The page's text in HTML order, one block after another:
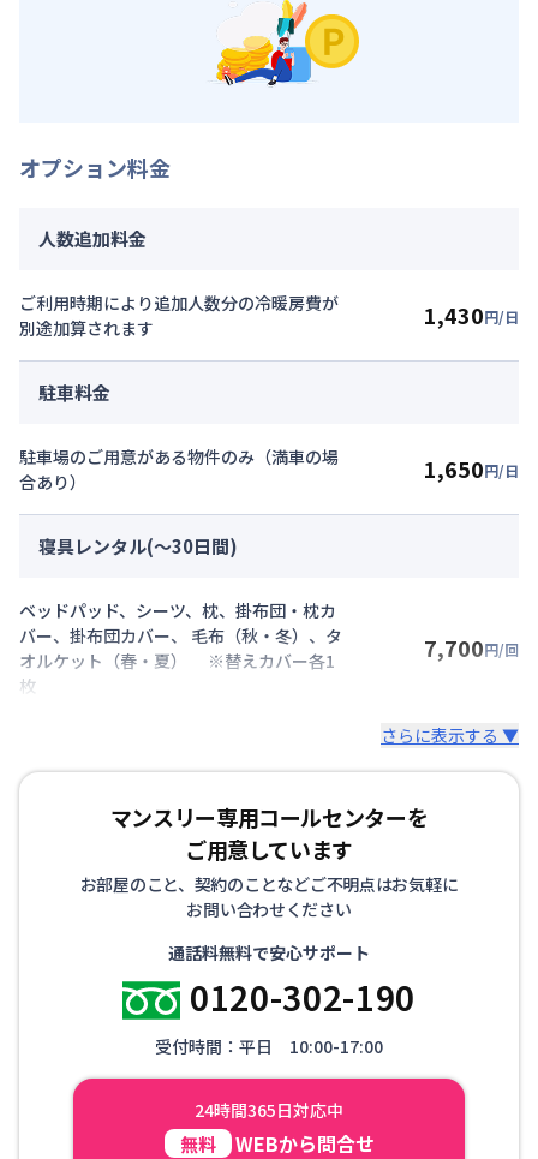
オプション料金
人数追加料金
ご利用時期により追加人数分の冷暖房費が
別途加算されます
1,430円/日
駐車料金
駐車場のご用意がある物件のみ（満車の場
合あり）
1,650円/日
寝具レンタル(～30日間)
ベッドパッド、シーツ、枕、掛布団・枕カ
バー、掛布団カバー、 毛布（秋・冬）、タ
オルケット（春・夏） ※替えカバー各1
枚
7,700円/回
さらに表示する ▼
マンスリー専用コールセンターを
ご用意しています
お部屋のこと、契約のことなどご不明点はお気軽に
お問い合わせください
通話料無料で安心サポート
0120-302-190
受付時間：平日 10:00-17:00
24時間365日対応中
無料 WEBから問合せ